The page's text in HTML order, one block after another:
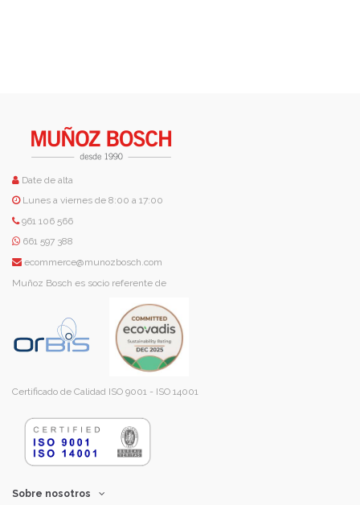
Date de alta
Lunes a viernes de 8:00 a 17:00
961 106 566
661 597 388
ecommerce@munozbosch.com
Muñoz Bosch es socio referente de
Certificado de Calidad ISO 9001 - ISO 14001
Sobre nosotros